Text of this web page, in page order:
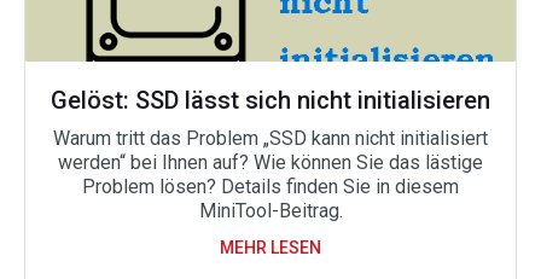
Gelöst: SSD lässt sich nicht initialisieren
Warum tritt das Problem „SSD kann nicht initialisiert
werden“ bei Ihnen auf? Wie können Sie das lästige
Problem lösen? Details finden Sie in diesem
MiniTool-Beitrag.
MEHR LESEN